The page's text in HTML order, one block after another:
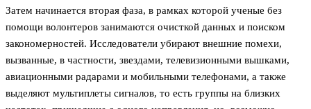
Затем начинается вторая фаза, в рамках которой ученые без
помощи волонтеров занимаются очисткой данных и поиском
закономерностей. Исследователи убирают внешние помехи,
вызванные, в частности, звездами, телевизионными вышками,
авиационными радарами и мобильными телефонами, а также
выделяют мультиплеты сигналов, то есть группы на близких